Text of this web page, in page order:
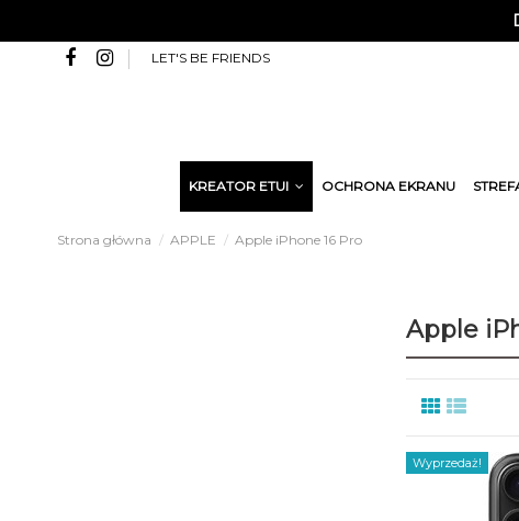
LET'S BE FRIENDS
KREATOR ETUI OCHRONA EKRANU
Strona główna APPLE Apple iPhone 16 Pro
Apple
Wyprzedaż!